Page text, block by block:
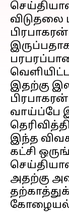
இதற்கு
வாய்ப்பே
இந்த
கட்சி
அதற்கு